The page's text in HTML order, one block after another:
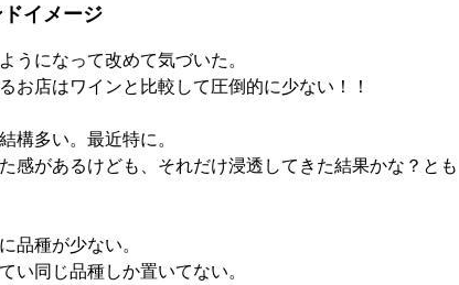
イメージ
うになって改めて気づいた。
お店はワインと比較して圧倒的に少ない！！
構多い。最近特に。
感があるけども、それだけ浸透してきた結果かな？とも
品種が少ない。
い同じ品種しか置いてない。